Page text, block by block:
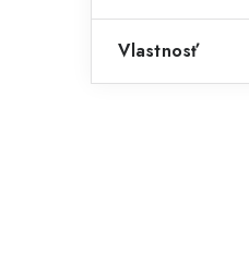
Vlastnosť